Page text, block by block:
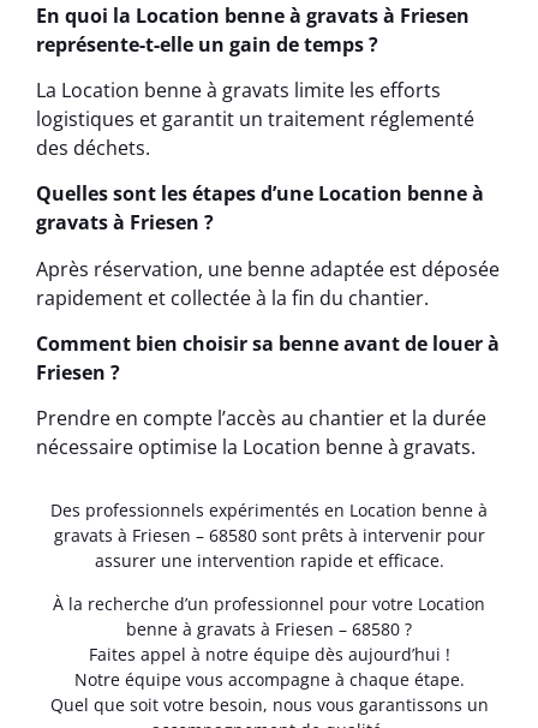
En quoi la Location benne à gravats à Friesen
représente-t-elle un gain de temps ?
La Location benne à gravats limite les efforts
logistiques et garantit un traitement réglementé
des déchets.
Quelles sont les étapes d’une Location benne à
gravats à Friesen ?
Après réservation, une benne adaptée est déposée
rapidement et collectée à la fin du chantier.
Comment bien choisir sa benne avant de louer à
Friesen ?
Prendre en compte l’accès au chantier et la durée
nécessaire optimise la Location benne à gravats.
Des professionnels expérimentés en Location benne à
gravats à Friesen – 68580 sont prêts à intervenir pour
assurer une intervention rapide et efficace.
À la recherche d’un professionnel pour votre Location
benne à gravats à Friesen – 68580 ?
Faites appel à notre équipe dès aujourd’hui !
Notre équipe vous accompagne à chaque étape.
Quel que soit votre besoin, nous vous garantissons un